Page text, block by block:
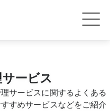
ービス
サービスに関するよくある
すめサービスなどをご紹介